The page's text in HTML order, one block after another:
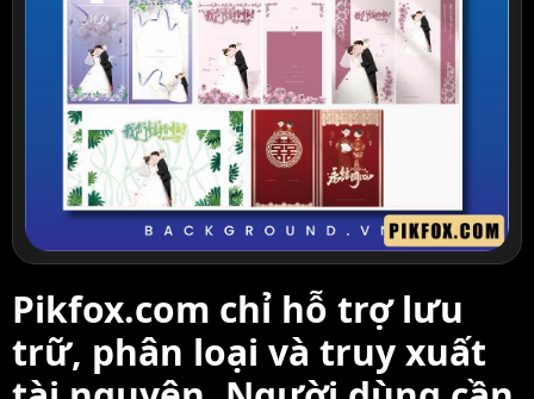
Pikfox.com chỉ hỗ trợ lưu
trữ, phân loại và truy xuất